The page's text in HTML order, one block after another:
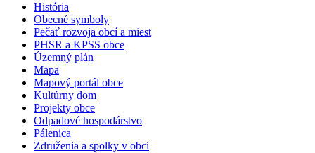
História
Obecné symboly
Pečať rozvoja obcí a miest
PHSR a KPSS obce
Územný plán
Mapa
Mapový portál obce
Kultúrny dom
Projekty obce
Odpadové hospodárstvo
Pálenica
Združenia a spolky v obci